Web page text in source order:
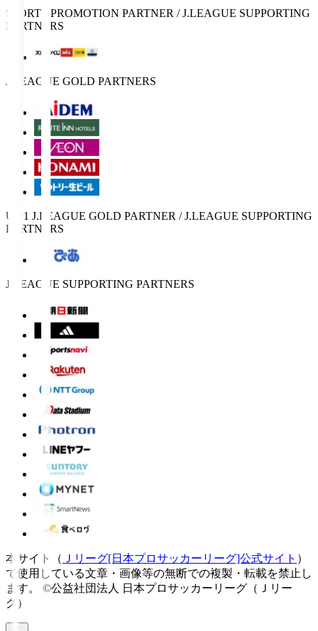
SPORTS PROMOTION PARTNER / J.LEAGUE SUPPORTING
PARTNERS
J.LEAGUE GOLD PARTNERS
U-21 J.LEAGUE GOLD PARTNER / J.LEAGUE SUPPORTING
PARTNERS
J.LEAGUE SUPPORTING PARTNERS
本サイト（ Ｊリーグ[日本プロサッカーリーグ]公式サイト ）
で使用している文章・画像等の無断での複製・転載を禁止し
ます。
©公益社団法人 日本プロサッカーリーグ（Ｊリー
グ）